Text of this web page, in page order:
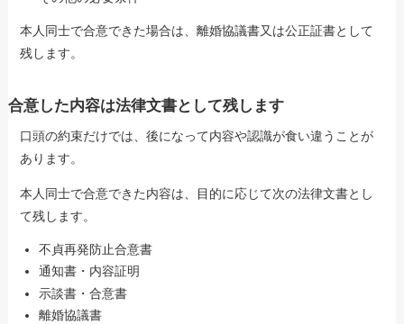
本人同士で合意できた場合は、離婚協議書又は公正証書として
残します。
合意した内容は法律文書として残します
口頭の約束だけでは、後になって内容や認識が食い違うことが
あります。
本人同士で合意できた内容は、目的に応じて次の法律文書とし
て残します。
不貞再発防止合意書
通知書・内容証明
示談書・合意書
離婚協議書